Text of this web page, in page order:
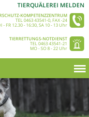
TIERQUÄLEREI MELDEN
KOMPETENZZENTRUM
TEL 0463 43541-0, FAX -24
- FR 12.30 - 16:30, SA 10 - 13 Uhr
TIERRETTUNGS-NOTDIENST
TEL 0463 43541-21
MO - SO 8 - 22 Uhr